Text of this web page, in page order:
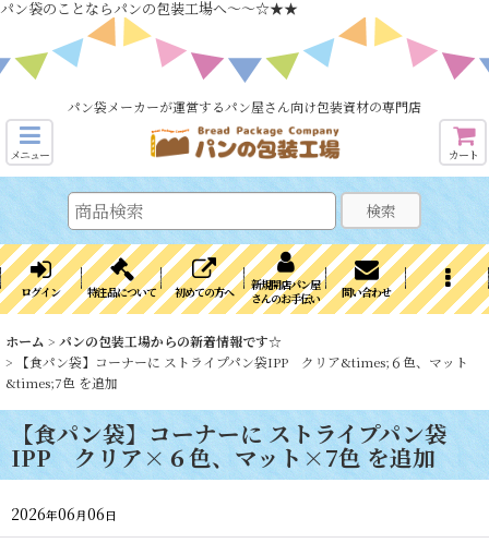
パン袋のことならパンの包装工場へ～～☆★★
パン袋メーカーが運営するパン屋さん向け包装資材の専門店
メニュー カート
検索
ログイン 特注品について 初めての方へ
新規開店パン屋
さんのお手伝い
問い合わせ
ホーム > パンの包装工場からの新着情報です☆
>
【食パン袋】コーナーに ストライプパン袋IPP クリア&times;６色、マット
&times;7色 を追加
【食パン袋】コーナーに ストライプパン袋
IPP クリア×６色、マット×7色 を追加
2026年06月06 日